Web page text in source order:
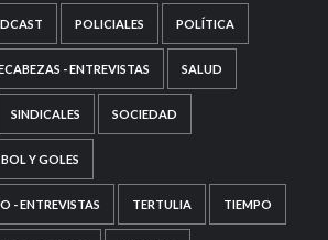
POLICIALES POLÍTICA
- ENTREVISTAS SALUD
SINDICALES SOCIEDAD
Y GOLES
- ENTREVISTAS TERTULIA TIEMPO